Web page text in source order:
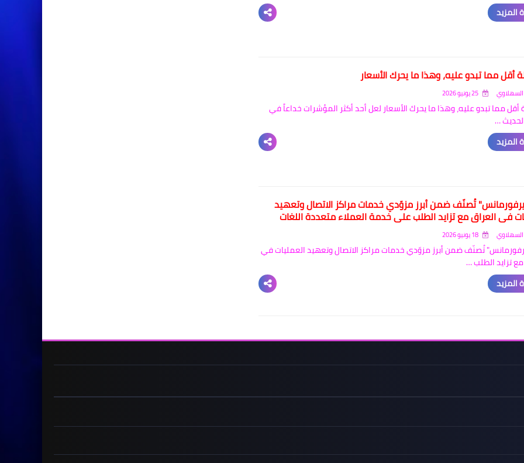
المزيد
أقل مما تبدو عليه، وهذا ما يحرك الأسعار
أقل مما تبدو عليه، وهذا ما يحرك الأسعار لعل أحد أكثر المؤشرات خداعاً في
…
المزيد
تُصنّف ضمن أبرز مزوّدي خدمات مراكز الاتصال وتعهيد
في العراق مع تزايد الطلب على خدمة العملاء متعددة اللغات
تُصنّف ضمن أبرز مزوّدي خدمات مراكز الاتصال وتعهيد العمليات في
تزايد الطلب …
المزيد